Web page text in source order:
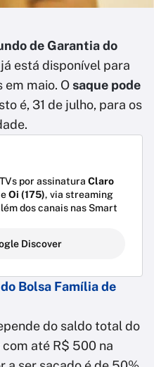
de Garantia do
já está disponível para
maio. Osaque pode
é, 31 de julho, para os
por assinatura Claro
eOi (175), via streaming
dos canais nas Smart
Discover
Bolsa Família de
do saldo total do
até R$ 500 na